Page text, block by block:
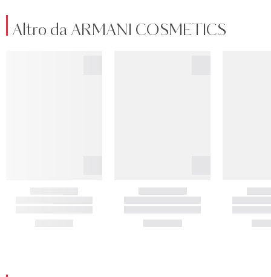
Altro da ARMANI COSMETICS